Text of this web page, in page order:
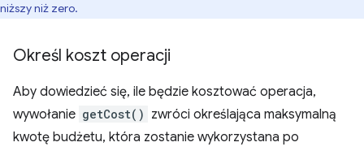
niższy niż zero.
Określ koszt operacji
Aby dowiedzieć się, ile będzie kosztować operacja,
wywołanie getCost() zwróci określająca maksymalną
kwotę budżetu, która zostanie wykorzystana po